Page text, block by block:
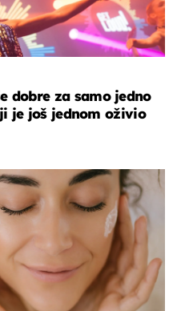
dobre za samo jedno
je još jednom oživio